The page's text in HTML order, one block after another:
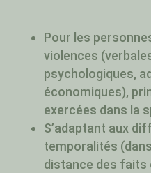
Pour les
violences
psychologiques,
économiques),
exercées dans la
S’adaptant aux
temporalités
distance des faits